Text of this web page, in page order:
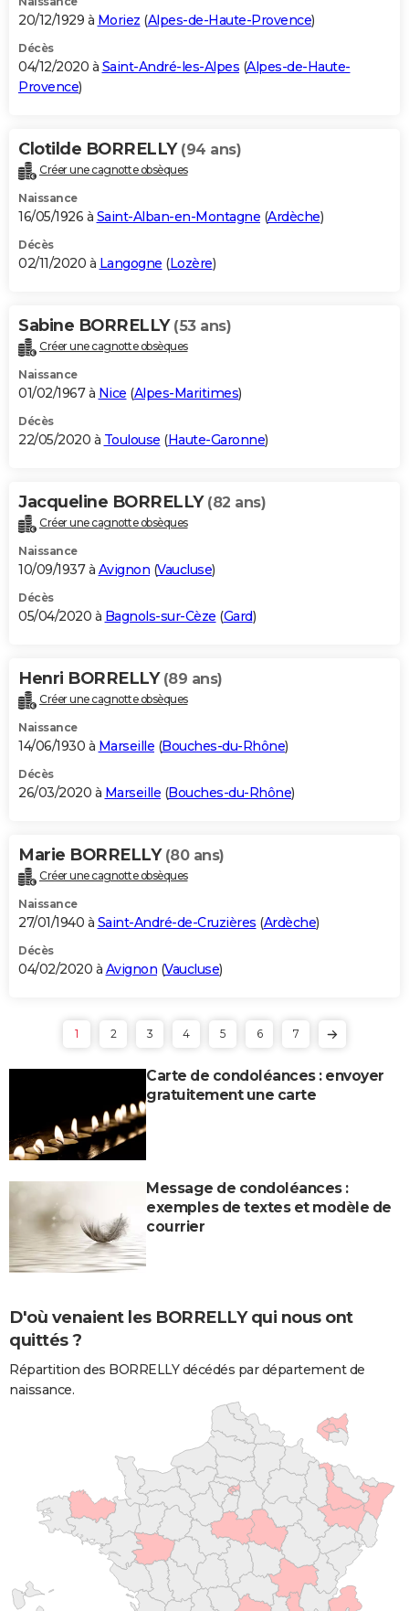
20/12/1929 à Moriez (Alpes-de-Haute-Provence)
Décès
04/12/2020 à Saint-André-les-Alpes (Alpes-de-Haute-
Provence)
Clotilde BORRELLY (94 ans)
Créer une cagnotte obsèques
Naissance
16/05/1926 à Saint-Alban-en-Montagne (Ardèche)
Décès
02/11/2020 à Langogne (Lozère)
Sabine BORRELLY (53 ans)
Créer une cagnotte obsèques
Naissance
01/02/1967 à Nice (Alpes-Maritimes)
Décès
22/05/2020 à Toulouse (Haute-Garonne)
Jacqueline BORRELLY (82 ans)
Créer une cagnotte obsèques
Naissance
10/09/1937 à Avignon (Vaucluse)
Décès
05/04/2020 à Bagnols-sur-Cèze (Gard)
Henri BORRELLY (89 ans)
Créer une cagnotte obsèques
Naissance
14/06/1930 à Marseille (Bouches-du-Rhône)
Décès
26/03/2020 à Marseille (Bouches-du-Rhône)
Marie BORRELLY (80 ans)
Créer une cagnotte obsèques
Naissance
27/01/1940 à Saint-André-de-Cruzières (Ardèche)
Décès
04/02/2020 à Avignon (Vaucluse)
1 2 3 4 5 6 7
Carte de condoléances : envoyer
gratuitement une carte
Message de condoléances :
exemples de textes et modèle de
courrier
D'où venaient les BORRELLY qui nous ont
quittés ?
Répartition des BORRELLY décédés par département de
naissance.